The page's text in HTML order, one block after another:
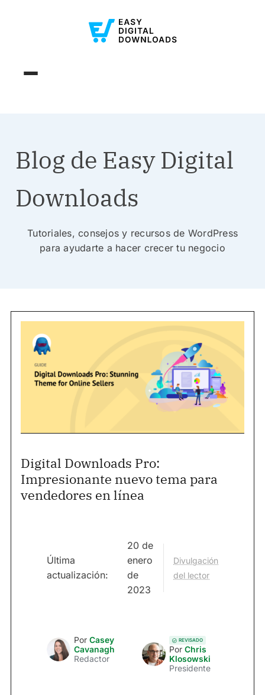
Blog de Easy Digital
Downloads
Tutoriales, consejos y recursos de WordPress
para ayudarte a hacer crecer tu negocio
Digital Downloads Pro:
Impresionante nuevo tema para
vendedores en línea
Última
actualización:
20 de
enero
de
2023
Divulgación
del lector
Por Casey
Cavanagh
Redactor
REVISADO
Por Chris
Klosowski
Presidente